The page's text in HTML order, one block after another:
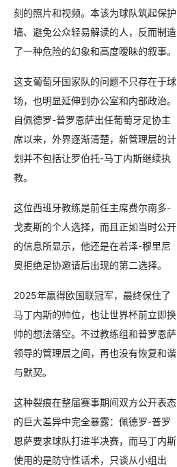
刻的照片和视频。本该为球队筑起保护
墙、避免公众轻易解读的人，反而制造
了一种危险的幻象和高度暧昧的叙事。
这支葡萄牙国家队的问题不只存在于球
场，也明显延伸到办公室和内部政治。
自佩德罗-普罗恩萨出任葡萄牙足协主
席以来，外界逐渐清楚，新管理层的计
划并不包括让罗伯托-马丁内斯继续执
教。
这位西班牙教练是前任主席费尔南多-
戈麦斯的个人选择，而且正如当时公开
的信息所显示，他还是在若泽-穆里尼
奥拒绝足协邀请后出现的第二选择。
2025年赢得欧国联冠军，最终保住了
马丁内斯的帅位，也让世界杯前立即换
帅的想法落空。不过教练组和普罗恩萨
领导的管理层之间，再也没有恢复和谐
与默契。
这种裂痕在整届赛事期间双方公开表态
的巨大差异中完全暴露：佩德罗-普罗
恩萨要求球队打进半决赛，而马丁内斯
使用的是防守性话术，只谈从小组出